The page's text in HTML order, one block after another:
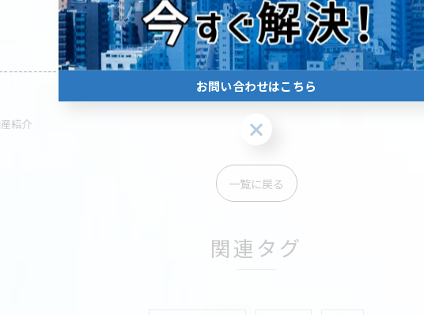
紹介
一覧に戻る
関連タグ
お問い合わせはこちら
お問い合わせはこちら